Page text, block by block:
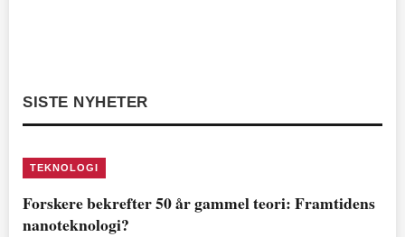
SISTE NYHETER
TEKNOLOGI
Forskere bekrefter 50 år gammel teori: Framtidens
nanoteknologi?